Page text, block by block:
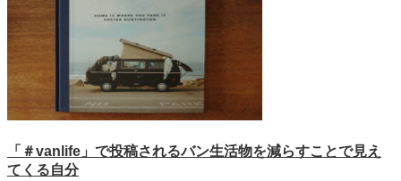
「＃vanlife」で投稿されるバン生活物を減らすことで見え
てくる自分